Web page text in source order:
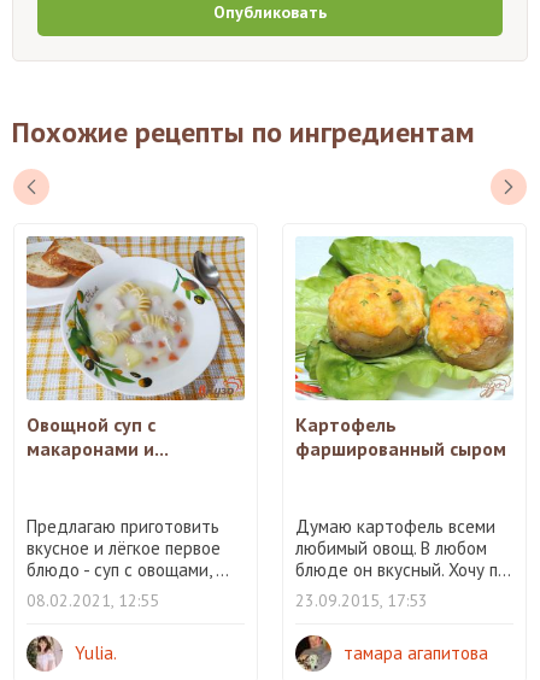
Опубликовать
Похожие рецепты по ингредиентам
Овощной суп с
макаронами и...
Предлагаю приготовить
вкусное и лёгкое первое
блюдо - суп с овощами, ...
08.02.2021, 12:55
Yulia.
Картофель
фаршированный сыром
Думаю картофель всеми
любимый овощ. В любом
блюде он вкусный. Хочу п...
23.09.2015, 17:53
тамара агапитова